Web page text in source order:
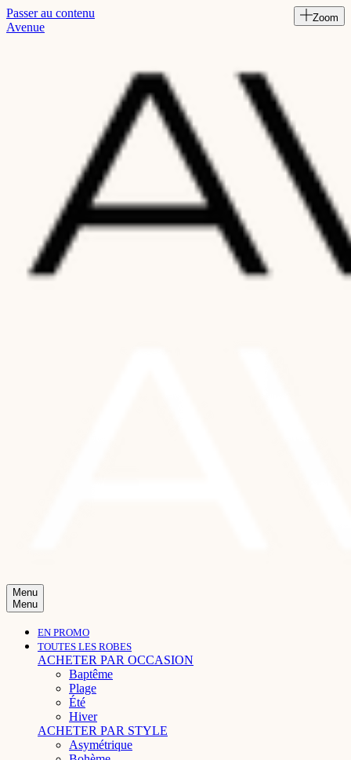
Read
Passer au contenu
Avenue
Menu
Menu
EN PROMO
TOUTES LES ROBES
ACHETER PAR OCCASION
Baptême
Plage
Été
Hiver
ACHETER PAR STYLE
Asymétrique
Zoom